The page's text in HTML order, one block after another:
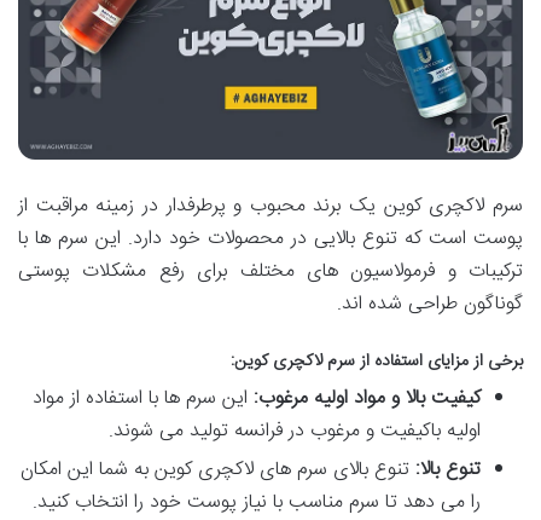
سرم لاکچری کوین یک برند محبوب و پرطرفدار در زمینه مراقبت از
پوست است که تنوع بالایی در محصولات خود دارد. این سرم ها با
ترکیبات و فرمولاسیون های مختلف برای رفع مشکلات پوستی
گوناگون طراحی شده اند.
برخی از مزایای استفاده از سرم لاکچری کوین:
کیفیت بالا و مواد اولیه مرغوب: این سرم ها با استفاده از مواد
اولیه باکیفیت و مرغوب در فرانسه تولید می شوند.
تنوع بالا: تنوع بالای سرم های لاکچری کوین به شما این امکان
را می دهد تا سرم مناسب با نیاز پوست خود را انتخاب کنید.